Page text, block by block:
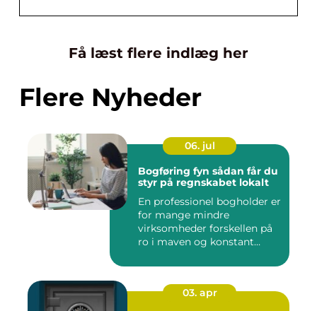
Få læst flere indlæg her
Flere Nyheder
06. jul
Bogføring fyn sådan får du
styr på regnskabet lokalt
En professionel bogholder er
for mange mindre
virksomheder forskellen på
ro i maven og konstant
03. apr